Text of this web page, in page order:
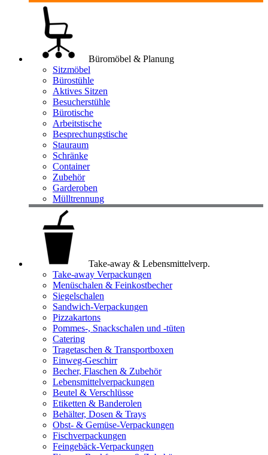
Büromöbel & Planung
Sitzmöbel
Bürostühle
Aktives Sitzen
Besucherstühle
Bürotische
Arbeitstische
Besprechungstische
Stauraum
Schränke
Container
Zubehör
Garderoben
Mülltrennung
Take-away & Lebensmittelverp.
Take-away Verpackungen
Menüschalen & Feinkostbecher
Siegelschalen
Sandwich-Verpackungen
Pizzakartons
Pommes-, Snackschalen und -tüten
Catering
Tragetaschen & Transportboxen
Einweg-Geschirr
Becher, Flaschen & Zubehör
Lebensmittelverpackungen
Beutel & Verschlüsse
Etiketten & Banderolen
Behälter, Dosen & Trays
Obst- & Gemüse-Verpackungen
Fischverpackungen
Feingebäck-Verpackungen